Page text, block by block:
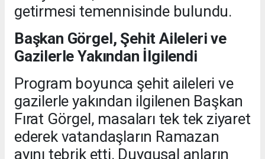
getirmesi temennisinde bulundu.
Başkan Görgel, Şehit Aileleri ve
Gazilerle Yakından İlgilendi
Program boyunca şehit aileleri ve
gazilerle yakından ilgilenen Başkan
Fırat Görgel, masaları tek tek ziyaret
ederek vatandaşların Ramazan
ayını tebrik etti. Duygusal anların